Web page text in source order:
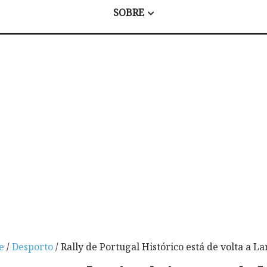
SOBRE
/Desporto/ Rally de Portugal Histórico está de volta a